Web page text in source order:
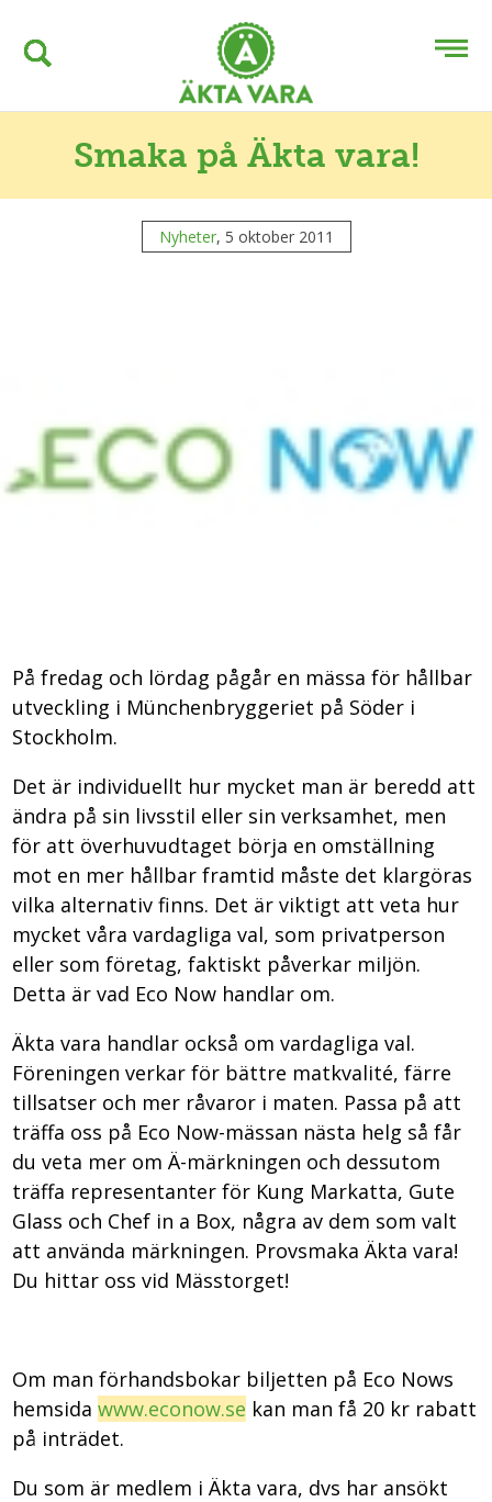
Smaka på Äkta vara!
Nyheter, 5 oktober 2011
På fredag och lördag pågår en mässa för hållbar
utveckling i Münchenbryggeriet på Söder i
Stockholm.
Det är individuellt hur mycket man är beredd att
ändra på sin livsstil eller sin verksamhet, men
för att överhuvudtaget börja en omställning
mot en mer hållbar framtid måste det klargöras
vilka alternativ finns. Det är viktigt att veta hur
mycket våra vardagliga val, som privatperson
eller som företag, faktiskt påverkar miljön.
Detta är vad Eco Now handlar om.
Äkta vara handlar också om vardagliga val.
Föreningen verkar för bättre matkvalité, färre
tillsatser och mer råvaror i maten. Passa på att
träffa oss på Eco Now-mässan nästa helg så får
du veta mer om Ä-märkningen och dessutom
träffa representanter för Kung Markatta, Gute
Glass och Chef in a Box, några av dem som valt
att använda märkningen. Provsmaka Äkta vara!
Du hittar oss vid Mässtorget!
Om man förhandsbokar biljetten på Eco Nows
hemsidawww.econow.se kan man få 20 kr rabatt
på inträdet.
Du som är medlem i Äkta vara, dvs har ansökt